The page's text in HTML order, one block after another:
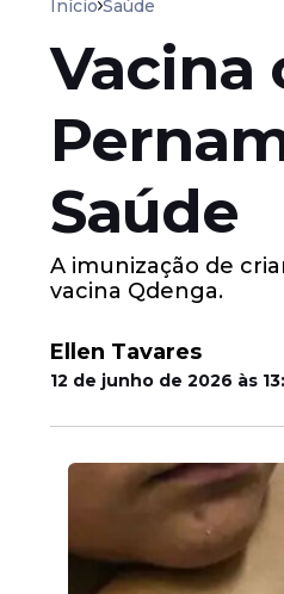
Início Saúde
Vacina
Saúde
A imunização de
vacina Qdenga.
Ellen Tavares
12 de junho de 2026 às